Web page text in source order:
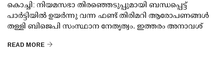
കൊച്ചി: നിയമസഭാ തിരഞ്ഞെടുപ്പുമായി ബന്ധപ്പെട്ട്
പാര്‍ട്ടിയില്‍ ഉയര്‍ന്നു വന്ന ഫണ്ട് തിരിമറി ആരോപണങ്ങള്‍
തള്ളി ബിജെപി സംസ്ഥാന നേതൃത്വം. ഇത്തരം അനാവശ്
READ MORE